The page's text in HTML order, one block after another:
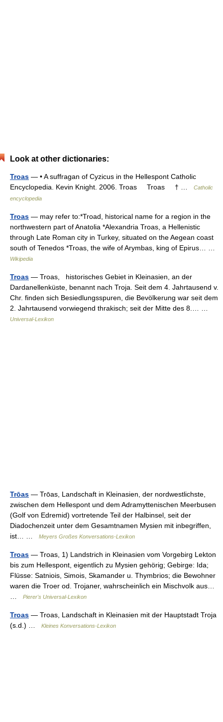
Look at other dictionaries:
Troas — • A suffragan of Cyzicus in the Hellespont Catholic
Encyclopedia. Kevin Knight. 2006. Troas Troas † …
Catholic
encyclopedia
Troas — may refer to:*Troad, historical name for a region in the
northwestern part of Anatolia *Alexandria Troas, a Hellenistic
through Late Roman city in Turkey, situated on the Aegean coast
south of Tenedos *Troas, the wife of Arymbas, king of Epirus… …
Wikipedia
Troas — Troas, historisches Gebiet in Kleinasien, an der
Dardanellenküste, benannt nach Troja. Seit dem 4. Jahrtausend v.
Chr. finden sich Besiedlungsspuren, die Bevölkerung war seit dem
2. Jahrtausend vorwiegend thrakisch; seit der Mitte des 8.… …
Universal-Lexikon
Trōas — Trōas, Landschaft in Kleinasien, der nordwestlichste,
zwischen dem Hellespont und dem Adramyttenischen Meerbusen
(Golf von Edremid) vortretende Teil der Halbinsel, seit der
Diadochenzeit unter dem Gesamtnamen Mysien mit inbegriffen,
ist… …
Meyers Großes Konversations-Lexikon
Troas — Troas, 1) Landstrich in Kleinasien vom Vorgebirg Lekton
bis zum Hellespont, eigentlich zu Mysien gehörig; Gebirge: Ida;
Flüsse: Satniois, Simois, Skamander u. Thymbrios; die Bewohner
waren die Troer od. Trojaner, wahrscheinlich ein Mischvolk aus…
Pierer's Universal-Lexikon
Troas — Troas, Landschaft in Kleinasien mit der Hauptstadt Troja
(s.d.) …
Kleines Konversations-Lexikon